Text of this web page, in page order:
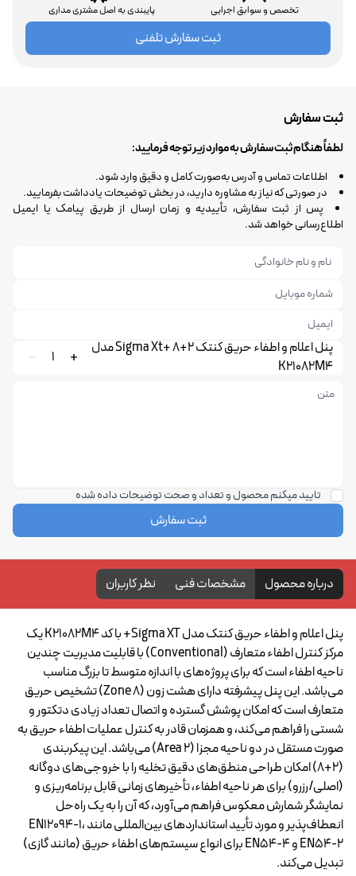
تخصص و سوابق اجرایی پایبندی به اصل مشتری مداری
ثبت سفارش تلفنی
ثبت سفارش
لطفاً هنگام ثبت سفارش به موارد زیر توجه فرمایید:
اطلاعات تماس و آدرس به‌صورت کامل و دقیق وارد شود.
در صورتی که نیاز به مشاوره دارید، در بخش توضیحات یادداشت بفرمایید.
پس از ثبت سفارش، تأییدیه و زمان ارسال از طریق پیامک یا ایمیل
اطلاع‌رسانی خواهد شد.
پنل اعلام و اطفاء حریق کنتک 2+8 +Sigma Xt مدل
K21082M4
1
تایید میکنم محصول و تعداد و صحت توضیحات داده شده
ثبت سفارش
درباره محصول مشخصات فنی نظر کاربران
پنل اعلام و اطفاء حریق کنتک مدل Sigma XT+ با کد K21082M4 یک
مرکز کنترل اطفاء متعارف (Conventional) با قابلیت مدیریت چندین
ناحیه اطفاء است که برای پروژه‌های با اندازه متوسط تا بزرگ مناسب
می‌باشد. این پنل پیشرفته دارای هشت زون (8 Zone) تشخیص حریق
متعارف است که امکان پوشش گسترده و اتصال تعداد زیادی دتکتور و
شستی را فراهم می‌کند، و همزمان قادر به کنترل عملیات اطفاء حریق به
صورت مستقل در دو ناحیه مجزا (2 Area) می‌باشد. این پیکربندی
(2+8) امکان طراحی منطق‌های دقیق تخلیه را با خروجی‌های دوگانه
(اصلی/رزرو) برای هر ناحیه اطفاء، تأخیرهای زمانی قابل برنامه‌ریزی و
نمایشگر شمارش معکوس فراهم می‌آورد، که آن را به یک راه‌حل
انعطاف‌پذیر و مورد تأیید استانداردهای بین‌المللی مانند EN12094-1،
EN54-2 و EN54-4 برای انواع سیستم‌های اطفاء حریق (مانند گازی)
تبدیل می‌کند.